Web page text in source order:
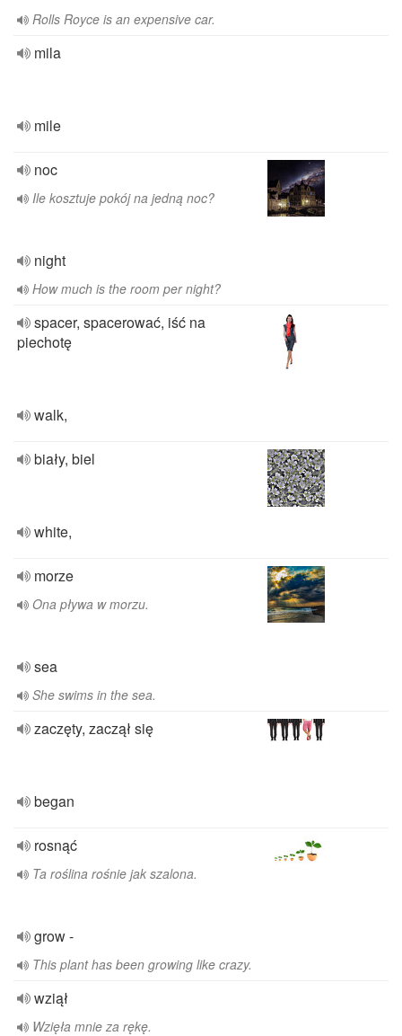
Rolls Royce is an expensive car.
mila
mile
noc
Ile kosztuje pokój na jedną noc?
night
How much is the room per night?
spacer, spacerować, iść na
piechotę
walk,
biały, biel
white,
morze
Ona pływa w morzu.
sea
She swims in the sea.
zaczęty, zaczął się
began
rosnąć
Ta roślina rośnie jak szalona.
grow -
This plant has been growing like crazy.
wziął
Wzięła mnie za rękę.